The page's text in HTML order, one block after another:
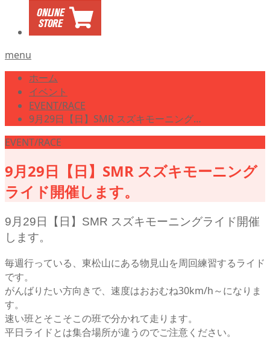
menu
ホーム
イベント
EVENT/RACE
9月29日【日】SMR スズキモーニング…
EVENT/RACE
9月29日【日】SMR スズキモーニング
ライド開催します。
9月29日【日】SMR スズキモーニングライド開催
します。
毎週行っている、東松山にある物見山を周回練習するライド
です。
がんばりたい方向きで、速度はおおむね30km/h～になりま
す。
速い班とそこそこの班で分かれて走ります。
平日ライドとは集合場所が違うのでご注意ください。